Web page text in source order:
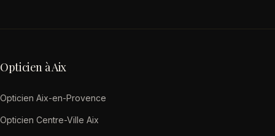
Opticien à Aix
Opticien Aix-en-Provence
Opticien Centre-Ville Aix